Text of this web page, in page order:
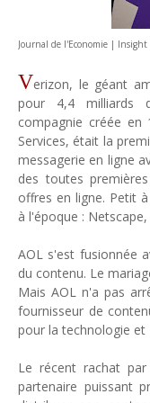
Tsirisoa
Unknown
-
Unknown
Chine :
Unknown
Economie
Unknown-
Pays du
Unknown-
Unknown-
Rendez-
Unknown -
Course à
Unknown -
Unknown
VTC :
Journal de l'Economie | Insight
Verizon, le géant
pour 4,4 milliards
compagnie créée
Services, était la
messagerie en ligne
des toutes
offres en ligne. Petit
à l'époque :
AOL s'est fusionnée
du contenu. Le
Mais AOL n'a pas
fournisseur de
pour la technologie
Le récent rachat
partenaire puissant